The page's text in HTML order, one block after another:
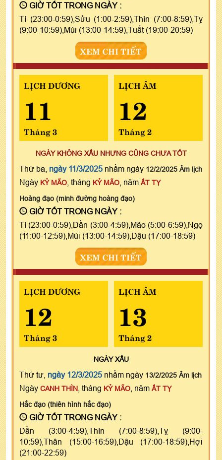
GIỜ TỐT TRONG NGÀY :
Tí (23:00-0:59),Sửu (1:00-2:59),Thìn (7:00-8:59),Tỵ
(9:00-10:59),Mùi (13:00-14:59),Tuất (19:00-20:59)
XEM CHI TIẾT
LỊCH DƯƠNG
11
Tháng 3
LỊCH ÂM
12
Tháng 2
NGÀY KHÔNG XẤU NHƯNG CŨNG CHƯA TỐT
Thứ ba, ngày 11/3/2025 nhằm ngày 12/2/2025 Âm lịch
Ngày KỶ MÃO , tháng KỶ MÃO , năm ẤT TỴ
Hoàng đạo (minh đường hoàng đạo)
GIỜ TỐT TRONG NGÀY :
Tí (23:00-0:59),Dần (3:00-4:59),Mão (5:00-6:59),Ngọ
(11:00-12:59),Mùi (13:00-14:59),Dậu (17:00-18:59)
XEM CHI TIẾT
LỊCH DƯƠNG
12
Tháng 3
LỊCH ÂM
13
Tháng 2
NGÀYXẤU
Thứ tư, ngày 12/3/2025 nhằm ngày 13/2/2025 Âm lịch
Ngày CANH THÌN , tháng KỶ MÃO , năm ẤT TỴ
Hắc đạo (thiên hình hắc đạo)
GIỜ TỐT TRONG NGÀY :
Dần (3:00-4:59),Thìn (7:00-8:59),Tỵ (9:00-
10:59),Thân (15:00-16:59),Dậu (17:00-18:59),Hợi
(21:00-22:59)